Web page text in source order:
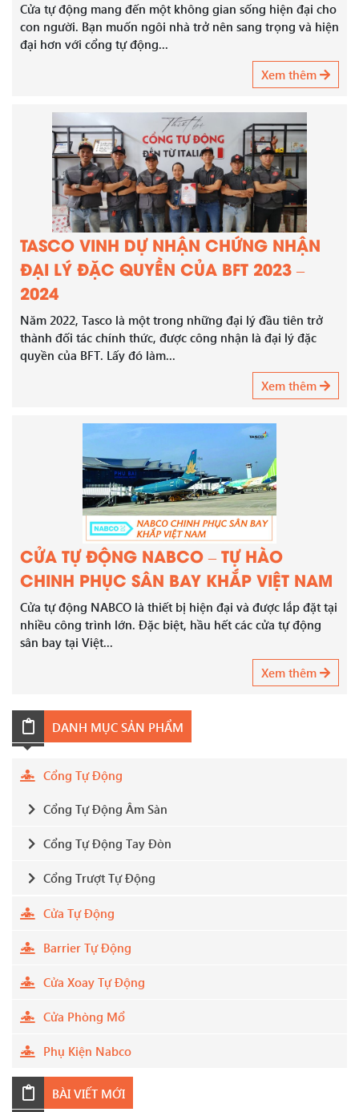
Cửa tự động mang đến một không gian sống hiện đại cho
con người. Bạn muốn ngôi nhà trở nên sang trọng và hiện
đại hơn với cổng tự động...
Xem thêm
TASCO VINH DỰ NHẬN CHỨNG NHẬN
ĐẠI LÝ ĐẶC QUYỀN CỦA BFT 2023 –
2024
Năm 2022, Tasco là một trong những đại lý đầu tiên trở
thành đối tác chính thức, được công nhận là đại lý đặc
quyền của BFT. Lấy đó làm...
Xem thêm
CỬA TỰ ĐỘNG NABCO – TỰ HÀO
CHINH PHỤC SÂN BAY KHẮP VIỆT NAM
Cửa tự động NABCO là thiết bị hiện đại và được lắp đặt tại
nhiều công trình lớn. Đặc biệt, hầu hết các cửa tự động
sân bay tại Việt...
Xem thêm
DANH MỤC SẢN PHẨM
Cổng Tự Động
Cổng Tự Động Âm Sàn
Cổng Tự Động Tay Đòn
Cổng Trượt Tự Động
Cửa Tự Động
Barrier Tự Động
Cửa Xoay Tự Động
Cửa Phòng Mổ
Phụ Kiện Nabco
BÀI VIẾT MỚI